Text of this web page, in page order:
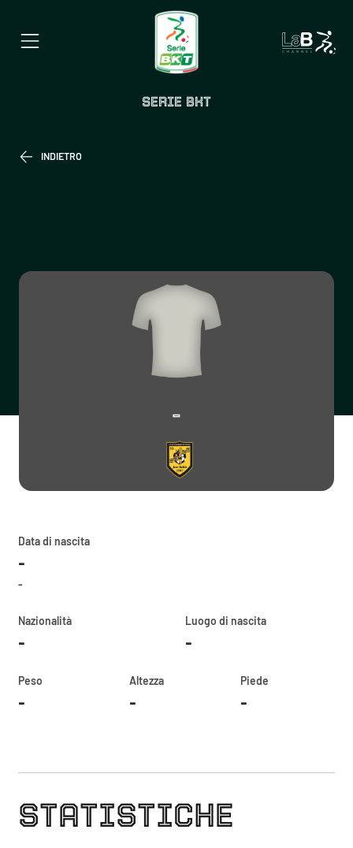
SERIE BKT
INDIETRO
-
Data di nascita
-
-
Nazionalità
-
Luogo di nascita
-
Peso
-
Altezza
-
Piede
-
STATISTICHE